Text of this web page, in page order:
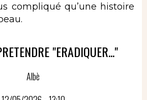
compliqué qu’une histoire
"ERADIQUER..."
Albè